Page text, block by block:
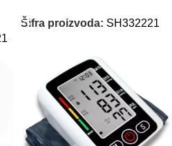
Šifra proizvoda: SH332221